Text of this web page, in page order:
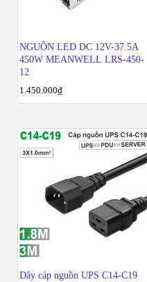
NGUỒN LED DC 12V-37.5A
450W MEANWELL LRS-450-
12
1.450.000₫
Dây cáp nguồn UPS C14-C19